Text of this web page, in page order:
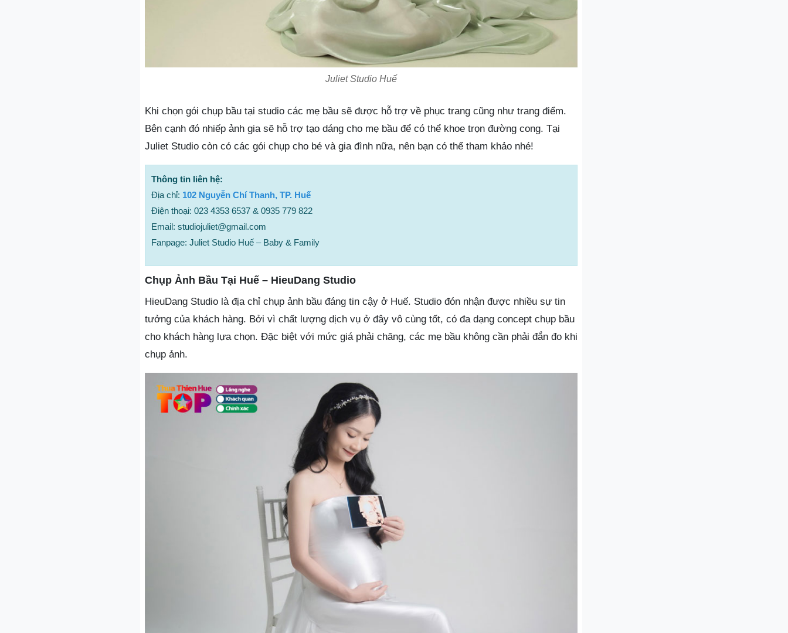
Juliet Studio Huế
Khi chọn gói chụp bầu tại studio các mẹ bầu sẽ được hỗ trợ về phục trang cũng như trang điểm.
Bên cạnh đó nhiếp ảnh gia sẽ hỗ trợ tạo dáng cho mẹ bầu để có thể khoe trọn đường cong. Tại
Juliet Studio còn có các gói chụp cho bé và gia đình nữa, nên bạn có thể tham khảo nhé!
Thông tin liên hệ:
Địa chỉ: 102 Nguyễn Chí Thanh, TP. Huế
Điện thoại: 023 4353 6537 & 0935 779 822
Email: studiojuliet@gmail.com
Fanpage: Juliet Studio Huế – Baby & Family
Chụp Ảnh Bầu Tại Huế – HieuDang Studio
HieuDang Studio là địa chỉ chụp ảnh bầu đáng tin cậy ở Huế. Studio đón nhận được nhiều sự tin
tưởng của khách hàng. Bởi vì chất lượng dịch vụ ở đây vô cùng tốt, có đa dạng concept chụp bầu
cho khách hàng lựa chọn. Đặc biệt với mức giá phải chăng, các mẹ bầu không cần phải đắn đo khi
chụp ảnh.